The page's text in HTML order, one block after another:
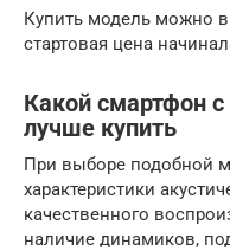
Купить модель можно в
стартовая цена
Какой смартфон
лучше купить
При выборе подобной
характеристики
качественного
наличие динамиков,